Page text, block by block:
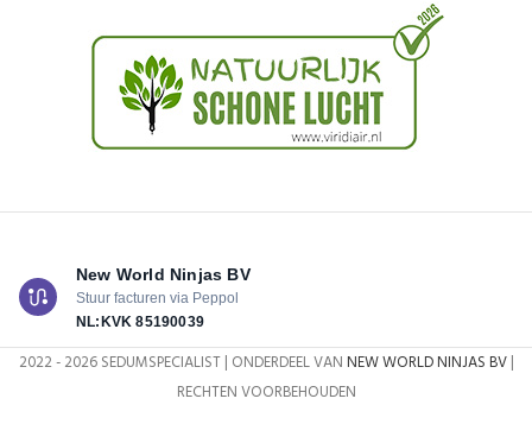
New World Ninjas BV
Stuur facturen via Peppol
NL:KVK 85190039
2022 - 2026 SEDUMSPECIALIST | ONDERDEEL VAN NEW WORLD NINJAS BV|
RECHTEN VOORBEHOUDEN